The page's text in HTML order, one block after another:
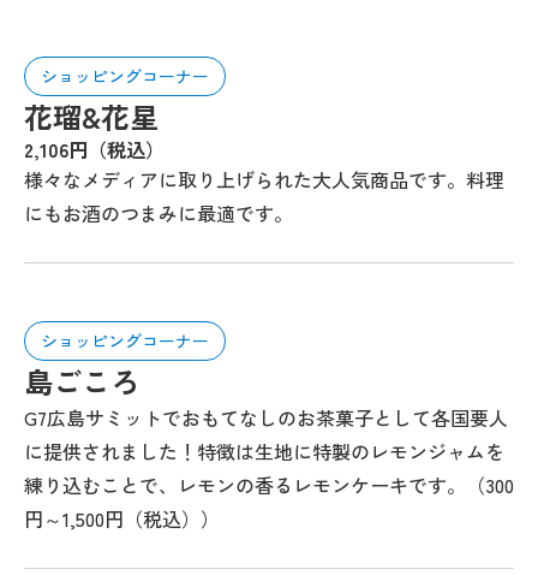
ショッピングコーナー
花瑠&花星
2,106円（税込）
様々なメディアに取り上げられた大人気商品です。料理
にもお酒のつまみに最適です。
ショッピングコーナー
島ごころ
G7広島サミットでおもてなしのお茶菓子として各国要人
に提供されました！特徴は生地に特製のレモンジャムを
練り込むことで、レモンの香るレモンケーキです。（300
円～1,500円（税込））